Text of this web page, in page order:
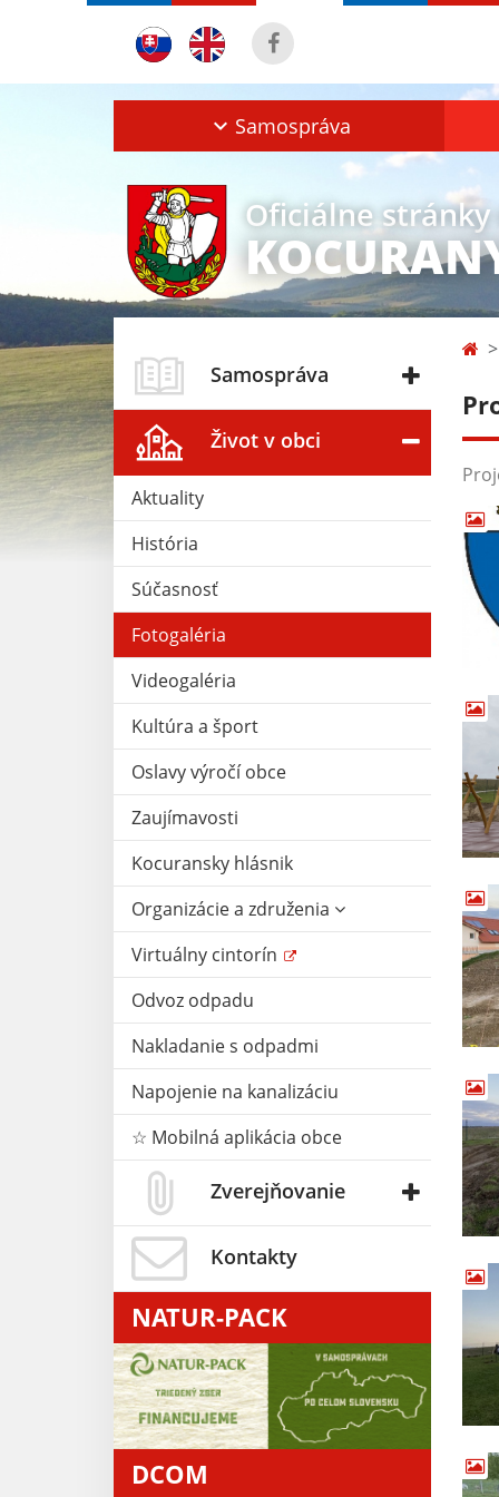
Samospráva
Oficiálne stránky
Samospráva
Život v obci
Aktuality
História
Súčasnosť
Fotogaléria
Videogaléria
Kultúra a šport
Oslavy výročí obce
Zaujímavosti
Kocuransky hlásnik
Organizácie a združenia
Virtuálny cintorín
Odvoz odpadu
Nakladanie s odpadmi
Napojenie na kanalizáciu
☆ Mobilná aplikácia obce
Zverejňovanie
Kontakty
NATUR-PACK
DCOM